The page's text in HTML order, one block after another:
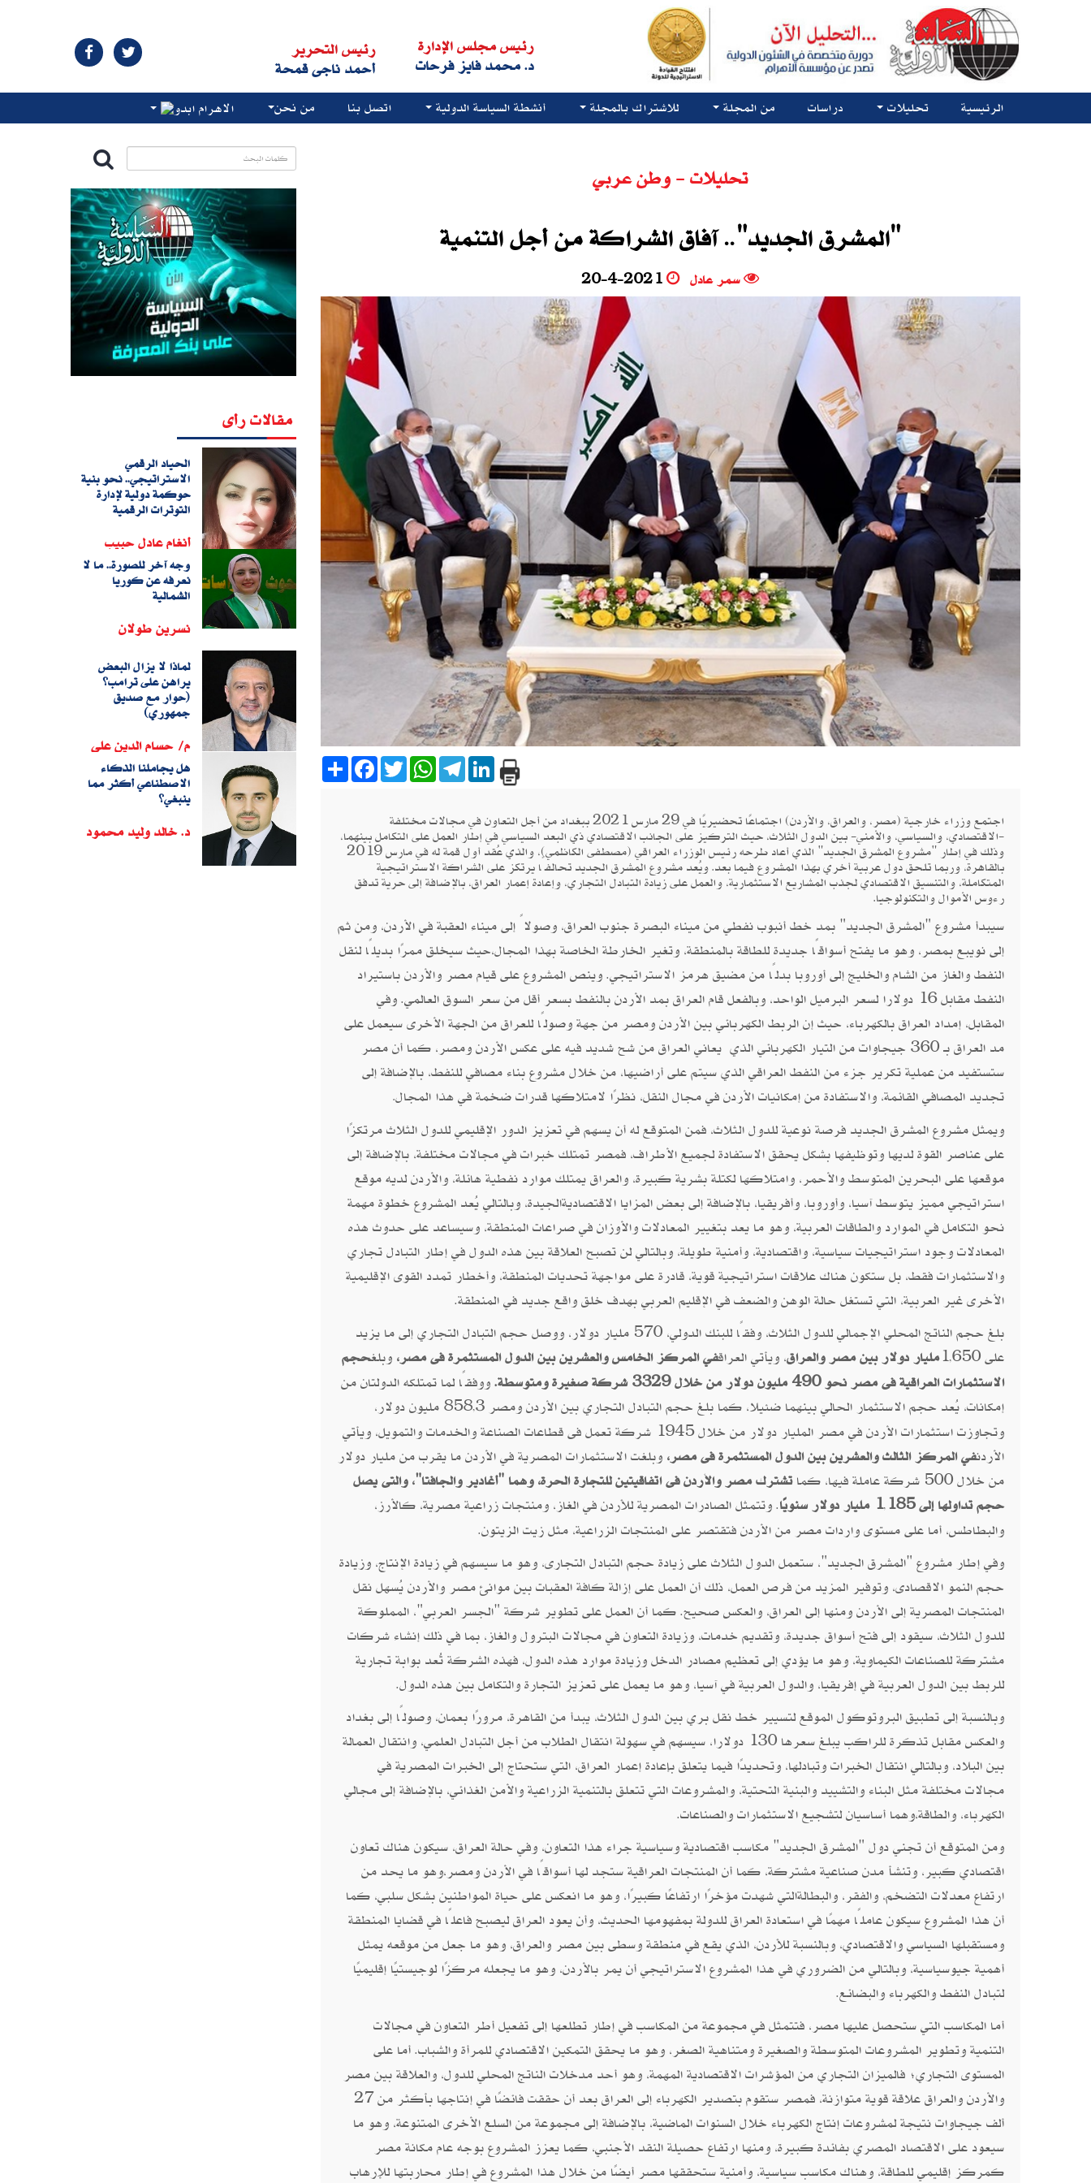
رئيس مجلس الإدارة
د. محمد فايز فرحات
رئيس التحرير
أحمد ناجى قمحة
الرئيسية تحليلات دراسات من المجلة للاشتراك بالمجلة أنشطة السياسة الدولية اتصل بنا من نحن الاهرام ابدو
تحليلات - وطن عربي
"المشرق الجديد".. آفاق الشراكة من أجل التنمية
سمر عادل 20-4-2021
ShareFacebook
TwitterWhatsAppTelegramLinkedIn
اجتمع وزراء خارجية (مصر، والعراق، والأردن) اجتماعًا تحضيريًا في 29 مارس 2021 ببغداد من أجل التعاون في مجالات مختلفة
-الاقتصادي، والسياسي، والأمني- بين الدول الثلاث، حيث التركيز على الجانب الاقتصادي ذي البعد السياسي في إطار العمل على التكامل بينهما،
وذلك في إطار "مشروع المشرق الجديد" الذي أعاد طرحه رئيس الوزراء العراقي (مصطفى الكاظمي)، والذي عُقد أول قمة له في مارس 2019
بالقاهرة، وربما تلحق دول عربية أخري بهذا المشروع فيما بعد. ويُعد مشروع المشرق الجديد تحالفًا يرتكز على الشراكة الاستراتيجية
المتكاملة، والتنسيق الاقتصادي لجذب المشاريع الاستثمارية، والعمل على زيادة التبادل التجاري، وإعادة إعمار العراق، بالإضافة إلى حرية تدفق
رءوس الأموال والتكنولوجيا.
سيبدأ مشروع "المشرق الجديد" بمد خط أنبوب نفطي من ميناء البصرة جنوب العراق، وصولاً إلى ميناء العقبة في الأردن، ومن ثم
إلى نويبع بمصر، وهو ما يفتح أسواقًا جديدة للطاقة بالمنطقة، وتغير الخارطة الخاصة بهذا المجال،حيث سيخلق ممرًا بديلًا لنقل
النفط والغاز من الشام والخليج إلى أوروبا بدلًا من مضيق هرمز الاستراتيجي. وينص المشروع على قيام مصر والأردن باستيراد
النفط مقابل 16 دولارا لسعر البرميل الواحد، وبالفعل قام العراق بمد الأردن بالنفط بسعر أقل من سعر السوق العالمي. وفي
المقابل، إمداد العراق بالكهرباء، حيث إن الربط الكهربائي بين الأردن ومصر من جهة وصولًا للعراق من الجهة الأخرى سيعمل على
مد العراق بـ 360 جيجاوات من التيار الكهربائي الذي يعاني العراق من شح شديد فيه على عكس الأردن ومصر، كما أن مصر
ستستفيد من عملية تكرير جزء من النفط العراقي الذي سيتم على أراضيها، من خلال مشروع بناء مصافي للنفط، بالإضافة إلى
تجديد المصافي القائمة، والاستفادة من إمكانيات الأردن في مجال النقل، نظرًا لامتلاكها قدرات ضخمة في هذا المجال.
ويمثل مشروع المشرق الجديد فرصة نوعية للدول الثلاث، فمن المتوقع له أن يسهم في تعزيز الدور الإقليمي للدول الثلاث مرتكزًا
على عناصر القوة لديها وتوظيفها بشكل يحقق الاستفادة لجميع الأطراف، فمصر تمتلك خبرات في مجالات مختلفة، بالإضافة إلى
موقعها على البحرين المتوسط والأحمر، وامتلاكها لكتلة بشرية كبيرة، والعراق يمتلك موارد نفطية هائلة، والأردن لديه موقع
استراتيجي مميز يتوسط آسيا، وأوروبا، وأفريقيا، بالإضافة إلى بعض المزايا الاقتصاديةالجيدة، وبالتالي يُعد المشروع خطوة مهمة
نحو التكامل في الموارد والطاقات العربية، وهو ما يعد بتغيير المعادلات والأوزان في صراعات المنطقة، وسيساعد على حدوث هذه
المعادلات وجود استراتيجيات سياسية، واقتصادية، وأمنية طويلة، وبالتالي لن تصبح العلاقة بين هذه الدول في إطار التبادل تجاري
والاستثمارات فقط، بل ستكون هناك علاقات استراتيجية قوية، قادرة على مواجهة تحديات المنطقة، وأخطار تمدد القوى الإقليمية
الأخرى غير العربية، التي تستغل حالة الوهن والضعف في الإقليم العربي بهدف خلق واقع جديد في المنطقة.
بلغ حجم الناتج المحلي الإجمالي للدول الثلاث، وفقًا للبنك الدولي، 570 مليار دولار، ووصل حجم التبادل التجاري إلى ما يزيد
على 650
,
1مليار دولار بين مصر والعراق، ويأتي العراقفي المركز الخامس والعشرين بين الدول المستثمرة فى مصر، وبلغحجم
الاستثمارات العراقية فى مصر نحو 490 مليون دولار من خلال 3329 شركة صغيرة ومتوسطة.
ووفقًا لما تمتلكه الدولتان من
إمكانات، يُعد حجم الاستثمار الحالي بينهما ضئيلا، كما بلغ حجم التبادل التجاري بين الأردن ومصر 3
,
858 مليون دولار،
وتجاوزت استثمارات الأردن في مصر المليار دولار من خلال 1945 شركة تعمل فى قطاعات الصناعة والخدمات والتمويل، ويأتي
الأردنفي المركز الثالث والعشرين بين الدول المستثمرة فى مصر، وبلغت الاستثمارات المصرية في الأردن ما يقرب من مليار دولار
من خلال 500 شركة عاملة فيها، كما
تشترك مصر والأردن فى اتفاقيتين للتجارة الحرة، وهما "أغادير والجافتا"، والتى يصل
حجم تداولها إلى 185
,1 مليار دولار سنويًا
. وتتمثل الصادرات المصرية للأردن في الغاز، ومنتجات زراعية مصرية، كالأرز،
والبطاطس، أما على مستوى واردات مصر من الأردن فتقتصر على المنتجات الزراعية، مثل زيت الزيتون.
وفي إطار مشروع "المشرق الجديد"، ستعمل الدول الثلاث على زيادة حجم التبادل التجارى، وهو ما سيسهم في زيادة الإنتاج، وزيادة
حجم النمو الاقصادى، وتوفير المزيد من فرص العمل، ذلك أن العمل على إزالة كافة العقبات بين موانئ مصر والأردن يُسهل نقل
المنتجات المصرية إلى الأردن ومنها إلى العراق، والعكس صحيح. كما أن العمل على تطوير شركة "الجسر العربي"، المملوكة
للدول الثلاث، سيقود إلى فتح أسواق جديدة، وتقديم خدمات، وزيادة التعاون في مجالات البترول والغاز، بما في ذلك إنشاء شركات
مشتركة للصناعات الكيماوية، وهو ما يؤدي إلى تعظيم مصادر الدخل وزيادة موارد هذه الدول، فهذه الشركة تُعد بوابة تجارية
للربط بين الدول العربية في إفريقيا، والدول العربية في آسيا، وهو ما يعمل على تعزيز التجارة والتكامل بين هذه الدول.
وبالنسبة إلى تطبيق البروتوكول الموقع لتسيير خط نقل بري بين الدول الثلاث، يبدأ من القاهرة، مرورًا بعمان، وصولًا إلى بغداد
والعكس مقابل تذكرة للراكب يبلغ سعرها 130 دولارا، سيسهم في سهولة انتقال الطلاب من أجل التبادل العلمي، وانتقال العمالة
بين البلاد، وبالتالي انتقال الخبرات وتبادلها، وتحديدًا فيما يتعلق بإعادة إعمار العراق، التي ستحتاج إلى الخبرات المصرية في
مجالات مختلفة مثل البناء والتشييد والبنية التحتية، والمشروعات التي تتعلق بالتنمية الزراعية والأمن الغذائي، بالإضافة إلى مجالي
الكهرباء، والطاقة،وهما أساسيان لتشجيع الاستثمارات والصناعات.
ومن المتوقع أن تجني دول "المشرق الجديد" مكاسب اقتصادية وسياسية جراء هذا التعاون، وفي حالة العراق، سيكون هناك تعاون
اقتصادي كبير، وتنشأ مدن صناعية مشتركة، كما أن المنتجات العراقية ستجد لها أسواقًا في الأردن ومصر،وهو ما يحد من
ارتفاع معدلات التضخم، والفقر، والبطالةالتي شهدت مؤخرًا ارتفاعًا كبيرًا، وهو ما انعكس على حياة المواطنين بشكل سلبي، كما
أن هذا المشروع سيكون عاملًا مهمًا في استعادة العراق للدولة بمفهومها الحديث، وأن يعود العراق ليصبح فاعلًا في قضايا المنطقة
ومستقبلها السياسي والاقتصادي، وبالنسبة للأردن، الذي يقع في منطقة وسطى بين مصر والعراق، وهو ما جعل من موقعه يمثل
أهمية جيوسياسية، وبالتالي من الضروري في هذا المشروع الاستراتيجي أن يمر بالأردن، وهو ما يجعله مركزًا لوجيستيًا إقليميًا
لتبادل النفط والكهرباء والبضائع.
أما المكاسب التي ستحصل عليها مصر، فتتمثل في مجموعة من المكاسب في إطار تطلعها إلى تفعيل أطر التعاون في مجالات
التنمية وتطوير المشروعات المتوسطة والصغيرة ومتناهية الصغر، وهو ما يحقق التمكين الاقتصادي للمرأة والشباب. أما على
المستوى التجاري؛ فالميزان التجاري من المؤشرات الاقتصادية المهمة، وهو أحد مدخلات الناتج المحلي للدول، والعلاقة بين مصر
والأردن والعراق علاقة قوية متوازنة، فمصر ستقوم بتصدير الكهرباء إلى العراق بعد أن حققت فائضًا في إنتاجها بأكثر من 27
ألف جيجاوات نتيجة لمشروعات إنتاج الكهرباء خلال السنوات الماضية، بالإضافة إلى مجموعة من السلع الأخرى المتنوعة، وهو ما
سيعود على الاقتصاد المصري بفائدة كبيرة، ومنها ارتفاع حصيلة النقد الأجنبي، كما يعزز المشروع بوجه عام مكانة مصر
كمركز إقليمي للطاقة، وهناك مكاسب سياسية، وأمنية ستحققها مصر أيضًا من خلال هذا المشروع في إطار محاربتها للإرهاب
مقالات رأى
الحياد الرقمي
الاستراتيجي.. نحو بنية
حوكمة دولية لإدارة
التوترات الرقمية
أنغام عادل حبيب
وجه آخر للصورة.. ما لا
نعرفه عن كوريا
الشمالية
نسرين طولان
لماذا لا يزال البعض
يراهن على ترامب؟
(حوار مع صديق
جمهوري)
م/ حسام الدين على
هل يجاملنا الذكاء
الاصطناعي أكثر مما
ينبغي؟
د. خالد وليد محمود